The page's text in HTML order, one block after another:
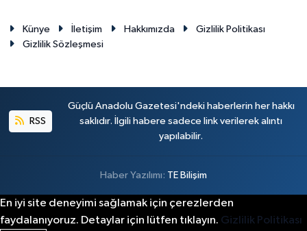
Künye İletişim Hakkımızda
Gizlilik Politikası
Gizlilik Sözleşmesi
RSS
Güçlü Anadolu Gazetesi'ndeki haberlerin her hakkı
saklıdır. İlgili habere sadece link verilerek alıntı
yapılabilir.
Haber Yazılımı: TE Bilişim
En iyi site deneyimi sağlamak için çerezlerden
faydalanıyoruz. Detaylar için lütfen tıklayın. Gizlilik Politikası